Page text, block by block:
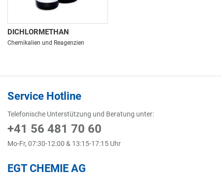
DICHLORMETHAN
Chemikalien und Reagenzien
Service Hotline
Telefonische Unterstützung und Beratung unter:
+41 56 481 70 60
Mo-Fr, 07:30-12:00 & 13:15-17:15 Uhr
EGT CHEMIE AG